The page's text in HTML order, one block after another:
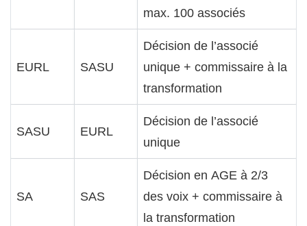
max. 100 associés
EURL SASU
Décision de l’associé
unique + commissaire à la
transformation
SASU EURL
Décision de l’associé
unique
SA SAS
Décision en AGE à 2/3
des voix + commissaire à
la transformation